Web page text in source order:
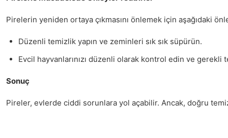
Pirelerin yeniden ortaya çıkmasını önlemek için aşağıdaki
Düzenli temizlik yapın ve zeminleri sık sık süpürün.
Evcil hayvanlarınızı düzenli olarak kontrol edin ve gerekli
Sonuç
Pireler, evlerde ciddi sorunlara yol açabilir. Ancak, doğru